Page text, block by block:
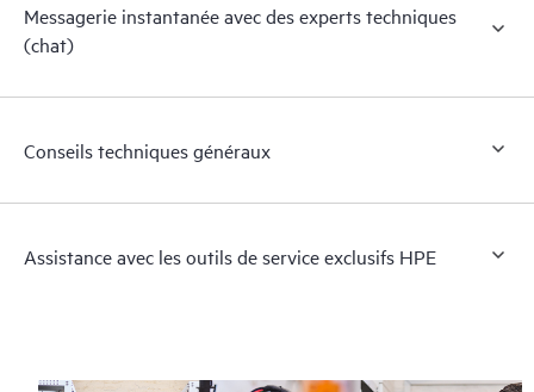
Messagerie instantanée avec des experts techniques
(chat)
Conseils techniques généraux
Assistance avec les outils de service exclusifs HPE